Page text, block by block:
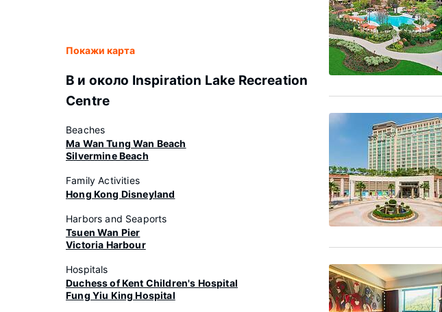
Покажи карта
В и около Inspiration Lake Recreation
Centre
Beaches
Ma Wan Tung Wan Beach
Silvermine Beach
Family Activities
Hong Kong Disneyland
Harbors and Seaports
Tsuen Wan Pier
Victoria Harbour
Hospitals
Duchess of Kent Children's Hospital
Fung Yiu King Hospital